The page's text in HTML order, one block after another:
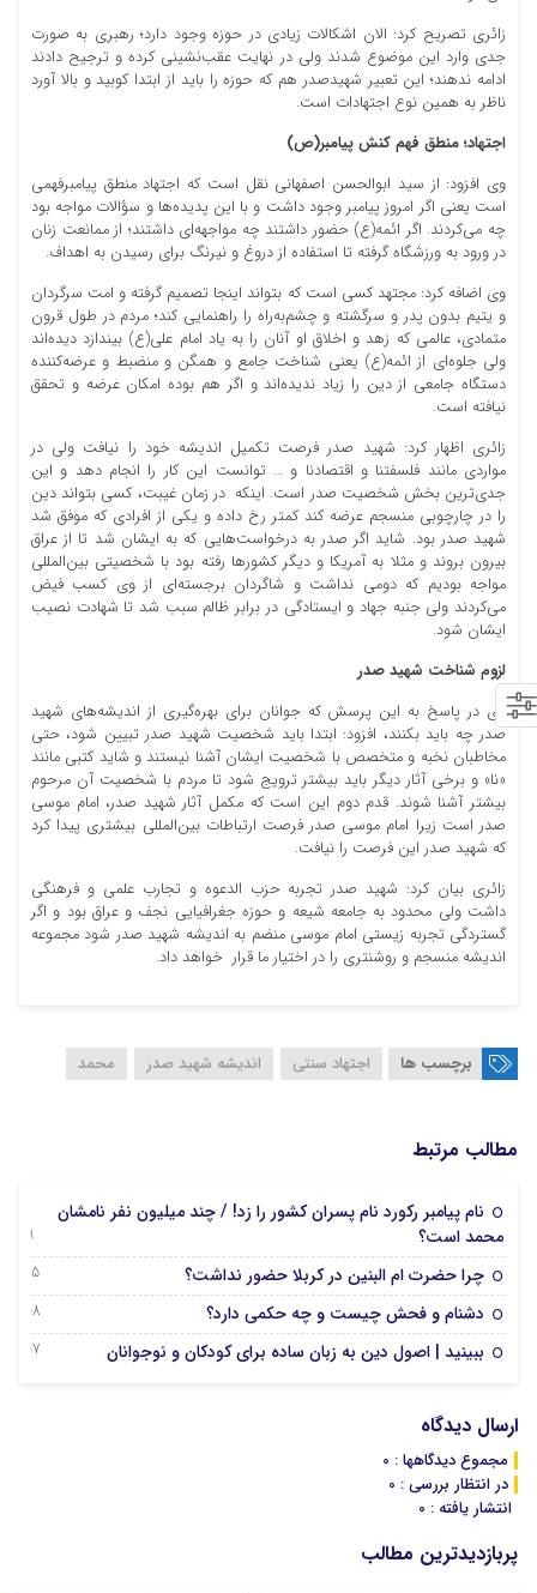
زائری تصریح کرد: الان اشکالات زیادی در حوزه وجود دارد؛ رهبری به صورت
جدی وارد این موضوع شدند ولی در نهایت عقب‌نشینی کرده و ترجیح دادند
ادامه ندهند؛ این تعبیر شهیدصدر هم که حوزه را باید از ابتدا کوبید و بالا آورد
ناظر به همین نوع اجتهادات است.
اجتهاد؛ منطق فهم کنش پیامبر(ص)
وی افزود: از سید ابوالحسن اصفهانی نقل است که اجتهاد منطق پیامبرفهمی
است یعنی اگر امروز پیامبر وجود داشت و با این پدیده‌ها و سؤالات مواجه بود
چه می‌کردند. اگر ائمه(ع) حضور داشتند چه مواجهه‌ای داشتند؛ از ممانعت زنان
در ورود به ورزشگاه گرفته تا استفاده از دروغ و نیرنگ برای رسیدن به اهداف.
وی اضافه کرد: مجتهد کسی است که بتواند اینجا تصمیم گرفته و امت سرگردان
و یتیم بدون پدر و سرگشته و چشم‌به‌راه را راهنمایی کند؛ مردم در طول قرون
متمادی، عالمی که زهد و اخلاق او آنان را به یاد امام علی(ع) بیندازد دیده‌اند
ولی جلوه‌ای از ائمه(ع) یعنی شناخت جامع و همگن و منضبط و عرضه‌کننده
دستگاه جامعی از دین را زیاد ندیده‌اند و اگر هم بوده امکان عرضه و تحقق
نیافته است.
زائری اظهار کرد: شهید صدر فرصت تکمیل اندیشه خود را نیافت ولی در
مواردی مانند فلسفتنا و اقتصادنا و … توانست این کار را انجام دهد و این
جدی‌ترین بخش شخصیت صدر است. اینکه در زمان غیبت، کسی بتواند دین
را در چارچوبی منسجم عرضه کند کمتر رخ داده و یکی از افرادی که موفق شد
شهید صدر بود. شاید اگر صدر به درخواست‌هایی که به ایشان شد تا از عراق
بیرون بروند و مثلا به آمریکا و دیگر کشورها رفته بود با شخصیتی بین‌المللی
مواجه بودیم که دومی نداشت و شاگردان برجسته‌ای از وی کسب فیض
می‌کردند ولی جنبه جهاد و ایستادگی در برابر ظالم سبب شد تا شهادت نصیب
ایشان شود.
لزوم شناخت شهید صدر
وی در پاسخ به این پرسش که جوانان برای بهره‌گیری از اندیشه‌های شهید
صدر چه باید بکنند، افزود: ابتدا باید شخصیت شهید صدر تبیین شود، حتی
مخاطبان نخبه و متخصص با شخصیت ایشان آشنا نیستند و شاید کتبی مانند
«نا» و برخی آثار دیگر باید بیشتر ترویج شود تا مردم با شخصیت آن مرحوم
بیشتر آشنا شوند. قدم دوم این است که مکمل آثار شهید صدر، امام موسی
صدر است زیرا امام موسی صدر فرصت ارتباطات بین‌المللی بیشتری پیدا کرد
که شهید صدر این فرصت را نیافت.
زائری بیان کرد: شهید صدر تجربه حزب الدعوه و تجارب علمی و فرهنگی
داشت ولی محدود به جامعه شیعه و حوزه جغرافیایی نجف و عراق بود و اگر
گستردگی تجربه زیستی امام موسی منضم به اندیشه شهید صدر شود مجموعه
اندیشه منسجم و روشنتری را در اختیار ما قرار خواهد داد.
برچسب ها اجتهاد سنتی اندیشه‌ شهید صدر محمد
مطالب مرتبط
نام پیامبر رکورد نام پسران کشور را زد! / چند میلیون نفر نامشان
محمد است؟
29 ژانویه 2025
چرا حضرت ام البنین در کربلا حضور نداشت؟ 15 دسامبر 2024
دشنام و فحش چیست و چه حکمی دارد؟ 08 دسامبر 2024
ببینید | اصول دین به زبان ساده برای کودکان و نوجوانان 07 دسامبر 2024
ارسال دیدگاه
مجموع دیدگاهها : 0
در انتظار بررسی : 0
انتشار یافته : 0
پربازدیدترین مطالب